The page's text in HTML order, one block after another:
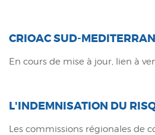
CRIOAC SUD-
En cours de mise à jour, lien à
L'INDEMNISATION DU
Les commissions régionales de